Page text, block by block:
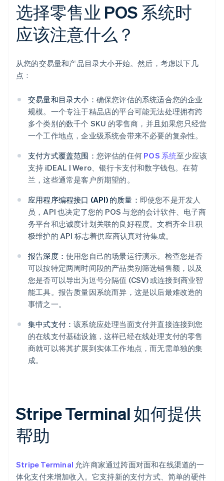
选择零售业 POS 系统时
应该注意什么？
从您的交易量和产品目录大小开始。然后，考虑以下几
点：
交易量和目录大小： 确保您评估的系统适合您的企业
规模。一个专注于精品店的平台可能无法处理拥有跨
多个类别的数千个 SKU 的零售商，并且如果您只经营
一个工作地点，企业级系统会带来不必要的复杂性。
支付方式覆盖范围： 您评估的任何 POS 系统至少应该
支持 iDEAL | Wero、银行卡支付和数字钱包。在荷
兰，这些通常是客户所期望的。
应用程序编程接口 (API) 的质量： 即使您不是开发人
员，API 也决定了您的 POS 与您的会计软件、电子商
务平台和忠诚度计划关联的良好程度。文档齐全且积
极维护的 API 标志着供应商认真对待集成。
报告深度： 使用您自己的场景运行演示。检查您是否
可以按特定两周时间段的产品类别筛选销售额，以及
您是否可以导出为逗号分隔值 (CSV) 或连接到商业智
能工具。报告质量因系统而异，这是以后最难改造的
事情之一。
集中式支付：该系统应处理当面支付并直接连接到您
的在线支付基础设施，这样已经在线处理支付的零售
商就可以将其扩展到实体工作地点，而无需单独的集
成。
Stripe Terminal 如何提供
帮助
Stripe Terminal 允许商家通过跨面对面和在线渠道的一
体化支付来增加收入。它支持新的支付方式、简单的硬件